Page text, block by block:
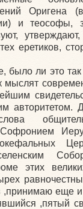
Оригена
и теософы,
еретиков,
было ли это так
мыслят
авторитетом.
этих
еще и
,пятый